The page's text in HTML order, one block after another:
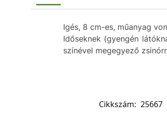
Igés, 8 cm-es, műanyag
Időseknek (gyengén
színével megegyező
Cikkszám: 25667